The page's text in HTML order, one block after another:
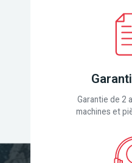
Garantie de 2
machines et